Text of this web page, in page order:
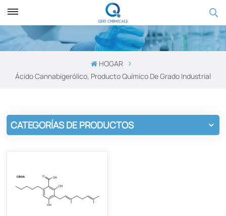
HOGAR
Ácido Cannabigerólico, Producto Químico De Grado Industrial
CATEGORÍAS DE PRODUCTOS